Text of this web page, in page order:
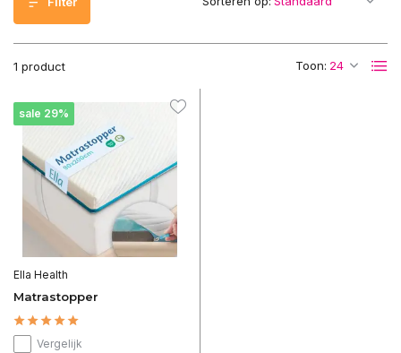
1 product Toon:
sale 29%
Ella Health
Matrastopper
Vergelijk